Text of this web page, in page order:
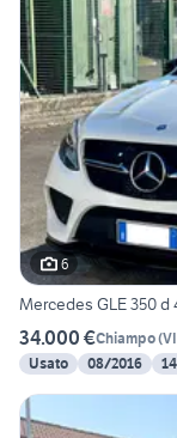
6
Mercedes GLE 350 d
34.000 €Chiampo(VI
Usato
08/2016